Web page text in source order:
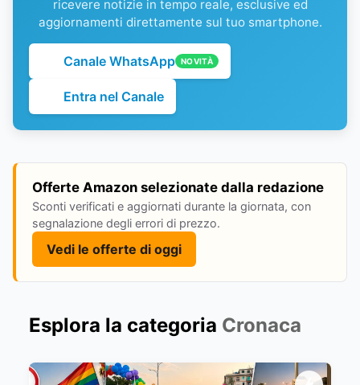
ricevere notizie in tempo reale, esclusive ed
aggiornamenti direttamente sul tuo smartphone.
Canale WhatsApp NOVITÀ
Entra nel Canale
Offerte Amazon selezionate dalla redazione
Sconti verificati e aggiornati durante la giornata, con
segnalazione degli errori di prezzo.
Vedi le offerte di oggi
Esplora la categoria Cronaca